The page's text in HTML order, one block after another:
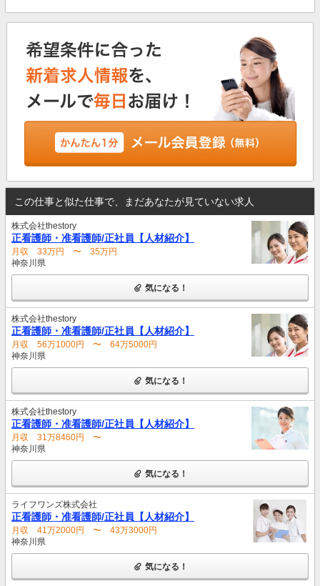
この仕事と似た仕事で、まだあなたが見ていない求人
株式会社thestory
正看護師・准看護師/正社員【人材紹介】
月収 33万円 〜 35万円
神奈川県
気になる！
株式会社thestory
正看護師・准看護師/正社員【人材紹介】
月収 56万1000円 〜 64万5000円
神奈川県
気になる！
株式会社thestory
正看護師・准看護師/正社員【人材紹介】
月収 31万8460円 〜
神奈川県
気になる！
ライフワンズ株式会社
正看護師・准看護師/正社員【人材紹介】
月収 41万2000円 〜 43万3000円
神奈川県
気になる！